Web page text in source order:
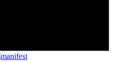
manifest